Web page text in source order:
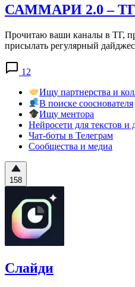
САММАРИ 2.0 –
Прочитаю ваши каналы в ТГ,
присылать регулярный
12
Ищу партнерства и
В поиске сооснователя
Ищу ментора
Нейросети для текстов и
Чат-боты в Телеграм
Сообщества и медиа
158
Слайди